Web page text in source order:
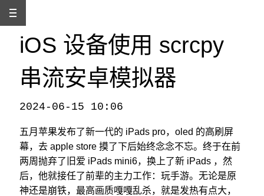
iOS 设备使用 scrcpy
串流安卓模拟器
2024-06-15 10:06
五月苹果发布了新一代的 iPads pro，oled 的高刷屏
幕，去 apple store 摸了下后始终念念不忘。终于在前
两周抛弃了旧爱 iPads mini6，换上了新 iPads ，然
后，他就接任了前辈的主力工作：玩手游。无论是原
神还是崩铁，最高画质嘎嘎乱杀，就是发热有点大，